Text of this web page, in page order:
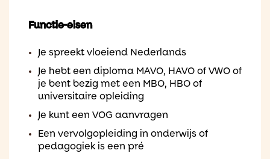
Functie-eisen
Je spreekt vloeiend Nederlands
Je hebt een diploma MAVO, HAVO of VWO of
je bent bezig met een MBO, HBO of
universitaire opleiding
Je kunt een VOG aanvragen
Een vervolgopleiding in onderwijs of
pedagogiek is een pré